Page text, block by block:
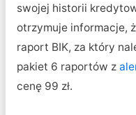
swojej historii
otrzymuje informacje,
raport BIK, za który
pakiet 6 raportów z
cenę 99 zł.